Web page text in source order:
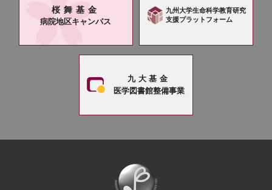
桜舞基金
病院地区キャンパス
九州大学生命科学教育研究
支援プラットフォーム
九大基金
医学図書館整備事業